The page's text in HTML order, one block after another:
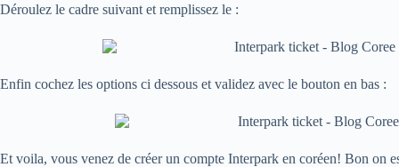
Déroulez le cadre suivant et remplissez le :
Enfin cochez les options ci dessous et validez avec le bouton en bas :
Et voila, vous venez de créer un compte Interpark en coréen! Bon on